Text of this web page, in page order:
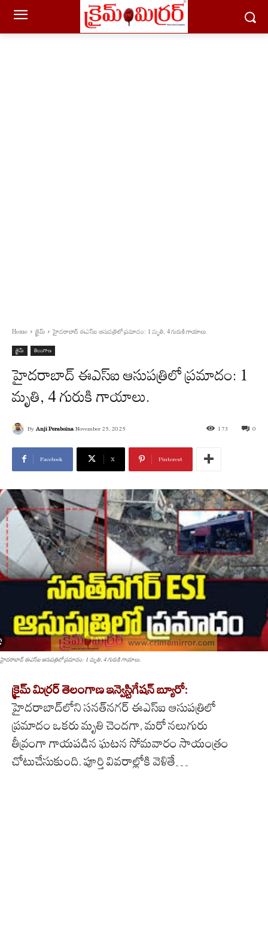
Home క్రైమ్ హైదరాబాద్‌ ఈఎస్ఐ ఆసుపత్రిలో ప్రమాదం: 1 మృతి, 4 గురుకి గాయాలు.
క్రైమ్ తెలంగాణ
హైదరాబాద్‌ ఈఎస్ఐ ఆసుపత్రిలో ప్రమాదం: 1
మృతి, 4 గురుకి గాయాలు.
By Anji Peraboina November 25, 2025 0
173
Facebook X Pinterest
హైదరాబాద్‌ ఈఎస్ఐ ఆసుపత్రిలో ప్రమాదం: 1 మృతి, 4 గురుకి గాయాలు.
క్రైమ్ మిర్రర్ తెలంగాణ ఇన్వెస్టిగేషన్ బ్యూరో:
హైదరాబాద్‌లోని సనత్‌నగర్ ఈఎస్ఐ ఆసుపత్రిలో
ప్రమాదం ఒకరు మృతి చెందగా, మరో నలుగురు
తీవ్రంగా గాయపడిన ఘటన సోమవారం సాయంత్రం
చోటుచేసుకుంది. పూర్తి వివరాల్లోకి వెళితే…